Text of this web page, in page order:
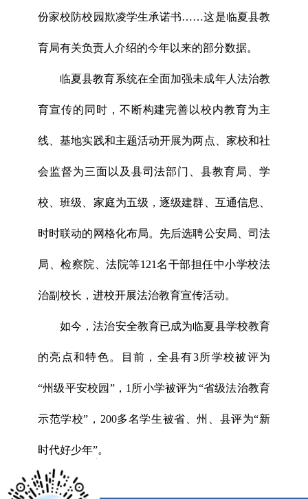
份家校防校园欺凌学生承诺书……这是临夏县教
育局有关负责人介绍的今年以来的部分数据。
临夏县教育系统在全面加强未成年人法治教
育宣传的同时，不断构建完善以校内教育为主
线、基地实践和主题活动开展为两点、家校和社
会监督为三面以及县司法部门、县教育局、学
校、班级、家庭为五级，逐级建群、互通信息、
时时联动的网格化布局。先后选聘公安局、司法
局、检察院、法院等121名干部担任中小学校法
治副校长，进校开展法治教育宣传活动。
如今，法治安全教育已成为临夏县学校教育
的亮点和特色。目前，全县有3所学校被评为
“州级平安校园”，1所小学被评为“省级法治教育
示范学校”，200多名学生被省、州、县评为“新
时代好少年”。
x